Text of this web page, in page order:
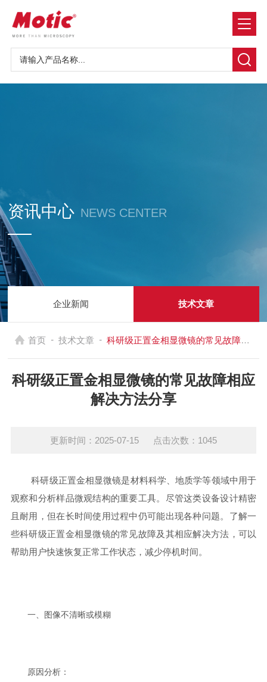
资讯中心 NEWS CENTER
企业新闻 技术文章
首页 - 技术文章 - 科研级正置金相显微镜的常见故障相应解决方法分享
科研级正置金相显微镜的常见故障相应
解决方法分享
更新时间：2025-07-15 点击次数：1045
科研级正置金相显微镜是材料科学、地质学等领域中用于
观察和分析样品微观结构的重要工具。尽管这类设备设计精密
且耐用，但在长时间使用过程中仍可能出现各种问题。了解一
些科研级正置金相显微镜的常见故障及其相应解决方法，可以
帮助用户快速恢复正常工作状态，减少停机时间。
一、图像不清晰或模糊
原因分析：